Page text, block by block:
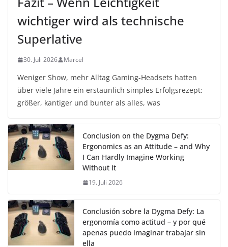
wichtiger wird als technische
Superlative
30. Juli 2026 Marcel
Weniger Show, mehr Alltag Gaming-Headsets hatten
über viele Jahre ein erstaunlich simples Erfolgsrezept:
größer, kantiger und bunter als alles, was
Conclusion on the Dygma Defy:
Ergonomics as an Attitude – and Why
I Can Hardly Imagine Working
Without It
19. Juli 2026
Conclusión sobre la Dygma Defy: La
ergonomía como actitud – y por qué
apenas puedo imaginar trabajar sin
ella